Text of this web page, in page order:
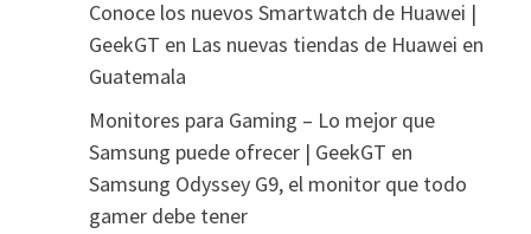
Conoce los nuevos Smartwatch de Huawei |
GeekGT en Las nuevas tiendas de Huawei en
Guatemala
Monitores para Gaming – Lo mejor que
Samsung puede ofrecer | GeekGT en
Samsung Odyssey G9, el monitor que todo
gamer debe tener